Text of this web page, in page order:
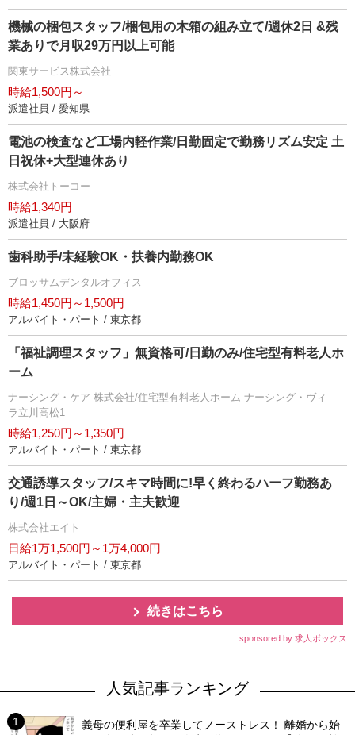
機械の梱包スタッフ/梱包用の木箱の組み立て/週休2日 &残
業ありで月収29万円以上可能
関東サービス株式会社
時給1,500円～
派遣社員 / 愛知県
電池の検査など工場内軽作業/日勤固定で勤務リズム安定 土
日祝休+大型連休あり
株式会社トーコー
時給1,340円
派遣社員 / 大阪府
歯科助手/未経験OK・扶養内勤務OK
ブロッサムデンタルオフィス
時給1,450円～1,500円
アルバイト・パート / 東京都
「福祉調理スタッフ」無資格可/日勤のみ/住宅型有料老人ホ
ーム
ナーシング・ケア 株式会社/住宅型有料老人ホーム ナーシング・ヴィ
ラ立川高松1
時給1,250円～1,350円
アルバイト・パート / 東京都
交通誘導スタッフ/スキマ時間に!早く終わるハーフ勤務あ
り/週1日～OK/主婦・主夫歓迎
株式会社エイト
日給1万1,500円～1万4,000円
アルバイト・パート / 東京都
続きはこちら
sponsored by 求人ボックス
人気記事ランキング
義母の便利屋を卒業してノーストレス！ 離婚から始